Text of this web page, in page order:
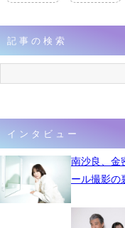
記事の検索
インタビュー
南沙良、
ール撮影の